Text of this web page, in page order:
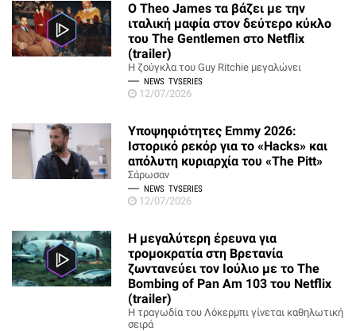
Ο Theo James τα βάζει με την
ιταλική μαφία στον δεύτερο κύκλο
του The Gentlemen στο Netflix
(trailer)
Η ζούγκλα του Guy Ritchie μεγαλώνει
NEWS TVSERIES
12/07/2026
Υποψηφιότητες Emmy 2026:
Ιστορικό ρεκόρ για το «Hacks» και
απόλυτη κυριαρχία του «The Pitt»
Σάρωσαν
NEWS TVSERIES
12/07/2026
Η μεγαλύτερη έρευνα για
τρομοκρατία στη Βρετανία
ζωντανεύει τον Ιούλιο με το The
Bombing of Pan Am 103 του Netflix
(trailer)
Η τραγωδία του Λόκερμπι γίνεται καθηλωτική
σειρά